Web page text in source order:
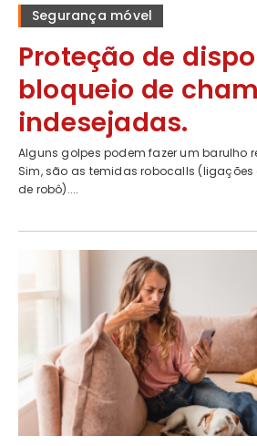
Segurança móvel
Proteção de
bloqueio de
indesejadas.
Alguns golpes podem fazer um barulho
Sim, são as temidas robocalls
de robô)....